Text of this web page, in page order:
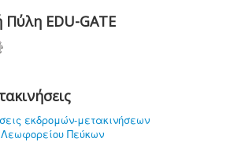
Πύλη EDU-GATE
εκδρομών-μετακινήσεων
Πεύκων